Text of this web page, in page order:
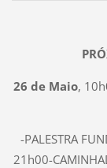
26 de Maio,
-PALESTRA
21h00-